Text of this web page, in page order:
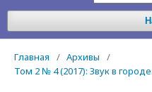
Главная / Архивы
/
Том 2 № 4 (2017): Звук в